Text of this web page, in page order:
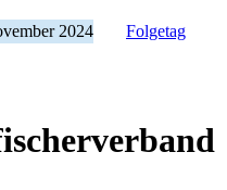
2024 Folgetag